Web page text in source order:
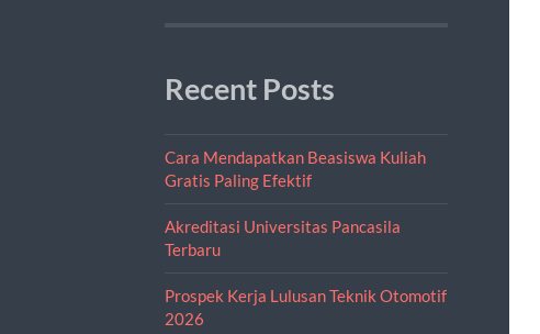
Recent Posts
Cara Mendapatkan Beasiswa Kuliah
Gratis Paling Efektif
Akreditasi Universitas Pancasila
Terbaru
Prospek Kerja Lulusan Teknik Otomotif
2026